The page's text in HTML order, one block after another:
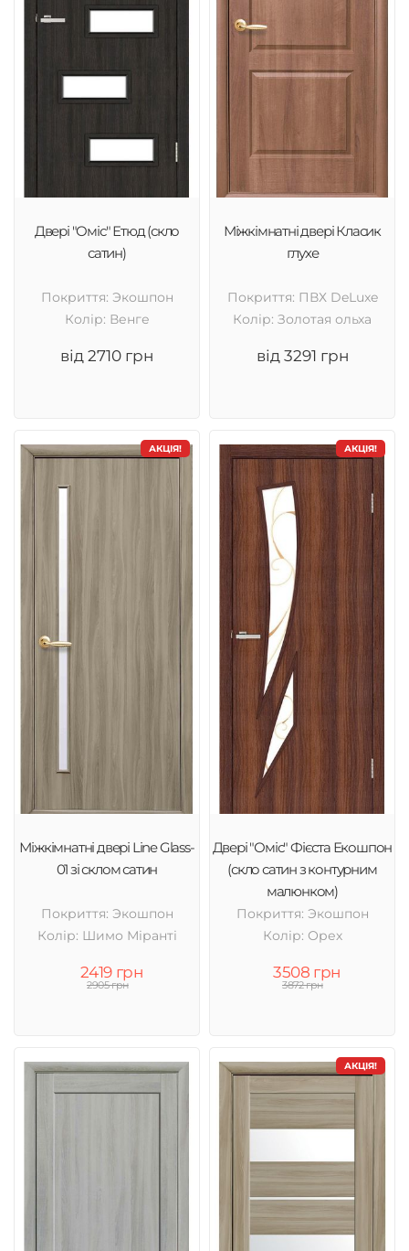
Двері "Оміс" Етюд (скло
сатин)
Покриття: Экошпон
Колір: Венге
від 2710 грн
Міжкімнатні двері Класик
глухе
Покриття: ПВХ DeLuxe
Колір: Золотая ольха
від 3291 грн
АКЦІЯ!
Міжкімнатні двері Line Glass-
01 зі склом сатин
Покриття: Экошпон
Колір: Шимо Міранті
2419 грн
2905 грн
АКЦІЯ!
Двері "Оміс" Фієста Екошпон
(скло сатин з контурним
малюнком)
Покриття: Экошпон
Колір: Орех
3508 грн
3872 грн
АКЦІЯ!